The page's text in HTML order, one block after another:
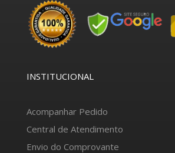
INSTITUCIONAL
Acompanhar Pedido
Central de Atendimento
Envio do Comprovante